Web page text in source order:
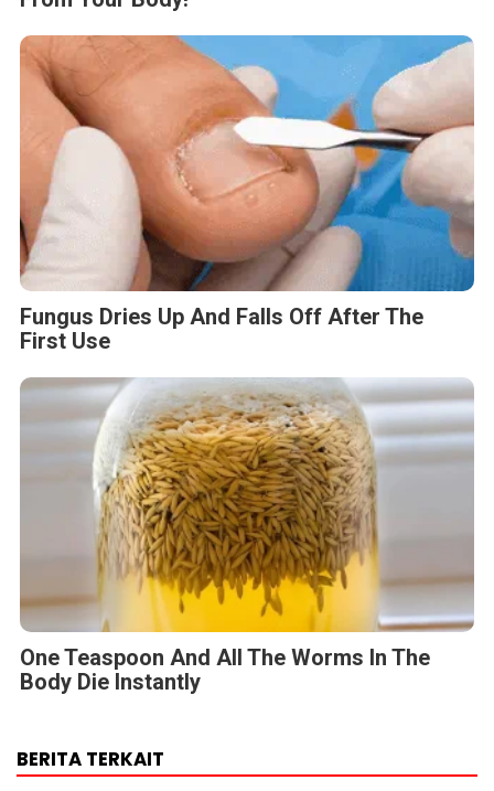
Fungus Dries Up And Falls Off After The
First Use
One Teaspoon And All The Worms In The
Body Die Instantly
BERITA TERKAIT